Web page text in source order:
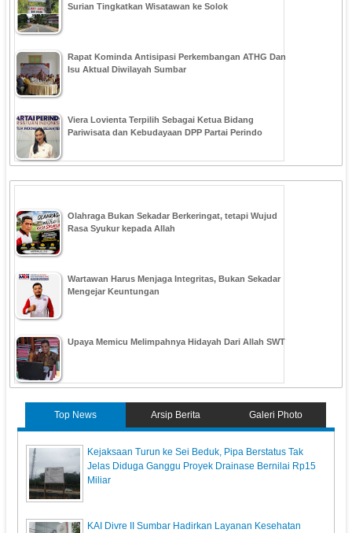
Surian Tingkatkan Wisatawan ke Solok
Rapat Kominda Antisipasi Perkembangan ATHG Dan
Isu Aktual Diwilayah Sumbar
Viera Lovienta Terpilih Sebagai Ketua Bidang
Pariwisata dan Kebudayaan DPP Partai Perindo
Olahraga Bukan Sekadar Berkeringat, tetapi Wujud
Rasa Syukur kepada Allah
Wartawan Harus Menjaga Integritas, Bukan Sekadar
Mengejar Keuntungan
Upaya Memicu Melimpahnya Hidayah Dari Allah SWT
Top News Arsip Berita Galeri Photo
Kejaksaan Turun ke Sei Beduk, Pipa Berstatus Tak
Jelas Diduga Ganggu Proyek Drainase Bernilai Rp15
Miliar
KAI Divre II Sumbar Hadirkan Layanan Kesehatan